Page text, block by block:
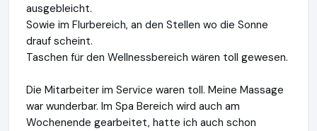
ausgebleicht.
Sowie im Flurbereich, an den Stellen wo die Sonne
drauf scheint.
Taschen für den Wellnessbereich wären toll gewesen.
Die Mitarbeiter im Service waren toll. Meine Massage
war wunderbar. Im Spa Bereich wird auch am
Wochenende gearbeitet, hatte ich auch schon